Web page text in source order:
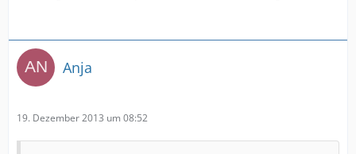
Anja
19. Dezember 2013 um 08:52